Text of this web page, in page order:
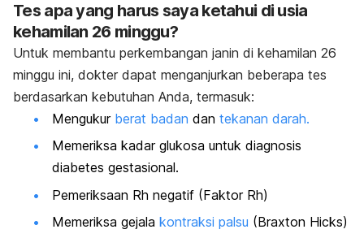
Tes apa yang harus saya ketahui di usia
kehamilan 26 minggu?
Untuk membantu perkembangan janin di kehamilan 26
minggu ini, dokter dapat menganjurkan beberapa tes
berdasarkan kebutuhan Anda, termasuk:
Mengukur berat badan dan tekanan darah.
Memeriksa kadar glukosa untuk diagnosis
diabetes gestasional.
Pemeriksaan Rh negatif (Faktor Rh)
Memeriksa gejala kontraksi palsu (Braxton Hicks)